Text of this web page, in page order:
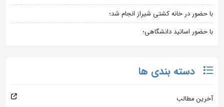
با حضور در خانه کشتی شیراز انجام شد؛
با حضور اساتید دانشگاهی؛
دسته بندی ها
آخرین مطالب